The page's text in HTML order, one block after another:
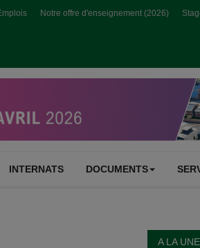
Notre offre d'enseignement (2026)
INTERNATS DOCUMENTS
A LA UNE